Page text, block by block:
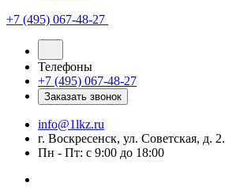
+7 (495) 067-48-27
Телефоны
+7 (495) 067-48-27
Заказать звонок
info@1lkz.ru
г. Воскресенск, ул. Советская, д. 2.
Пн - Пт: с 9:00 до 18:00